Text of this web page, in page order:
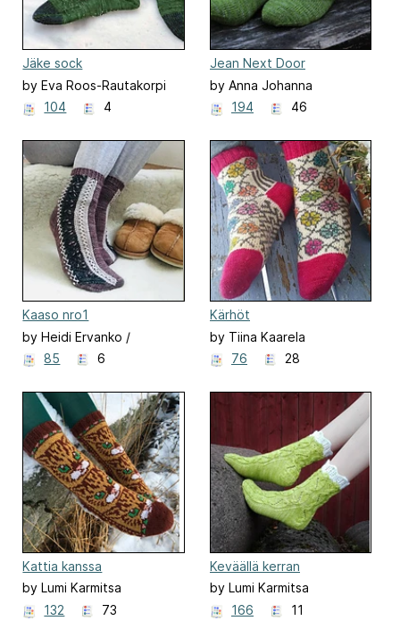
Jäke sock
by Eva Roos-Rautakorpi
104
4
Jean Next Door
by Anna Johanna
194
46
Kaaso nro1
by Heidi Ervanko /
adelheid
85 6
Kärhöt
by Tiina Kaarela
76
28
Kattia kanssa
by Lumi Karmitsa
132
73
Keväällä kerran
by Lumi Karmitsa
166
11